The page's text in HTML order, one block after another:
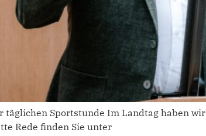
täglichen Sportstunde Im Landtag haben
Rede finden Sie unter